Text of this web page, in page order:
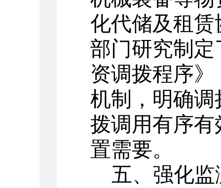
化代储及租
部门研究制
资调拨程序》
机制，明确
拨调用有序有
置需要。
五、强化